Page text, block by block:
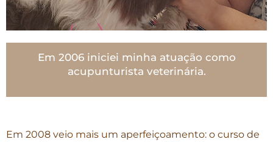
Em 2006 iniciei minha atuação como
acupunturista veterinária.
Em 2008 veio mais um aperfeiçoamento: o curso de